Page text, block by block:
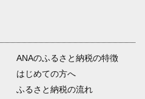
ANAのふるさと納税の特徴
はじめての方へ
ふるさと納税の流れ